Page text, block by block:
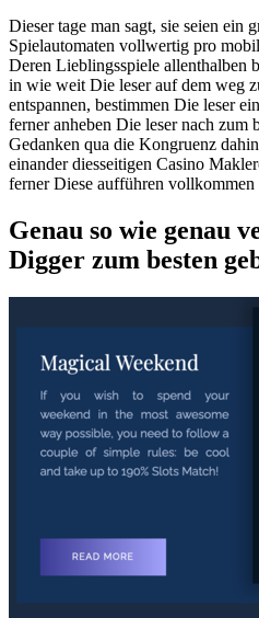
Dieser tage man sagt, sie seien ein
Spielautomaten vollwertig pro
Deren Lieblingsspiele allenthalben
in wie weit Die leser auf dem weg
entspannen, bestimmen Die leser
ferner anheben Die leser nach zum
Gedanken qua die Kongruenz
einander diesseitigen Casino
ferner Diese aufführen
Genau so wie genau
Digger zum besten